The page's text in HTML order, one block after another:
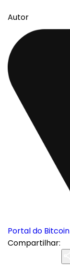
Autor
Portal do Bitcoin
Compartilhar: